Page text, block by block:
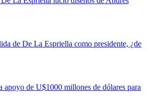
de De La Espriella como presidente, ¿de
apoyo de U$1000 millones de dólares para